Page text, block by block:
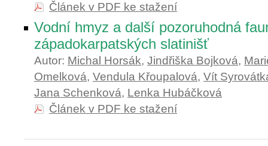
Článek v PDF ke stažení
Vodní hmyz a další pozoruhodná
západokarpatských slatinišť
Autor: Michal Horsák, Jindřiška Bojková,
Omelková, Vendula Křoupalová, Vít
Jana Schenková, Lenka Hubáčková
Článek v PDF ke stažení